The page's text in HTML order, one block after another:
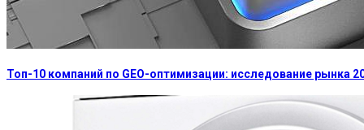
Топ-10 компаний по GEO-оптимизации: исследование рынка